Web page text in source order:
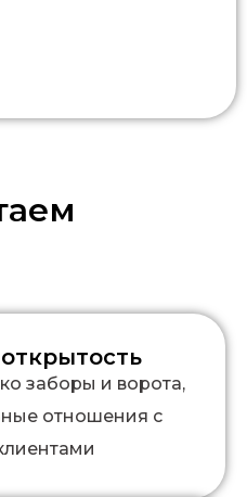
заборы и ворота,
отношения с